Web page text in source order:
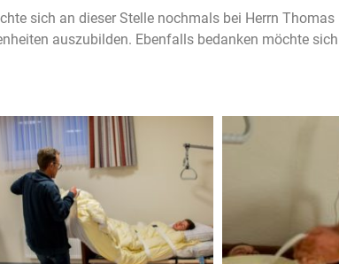
sich an dieser Stelle nochmals bei Herrn
auszubilden. Ebenfalls bedanken möchte